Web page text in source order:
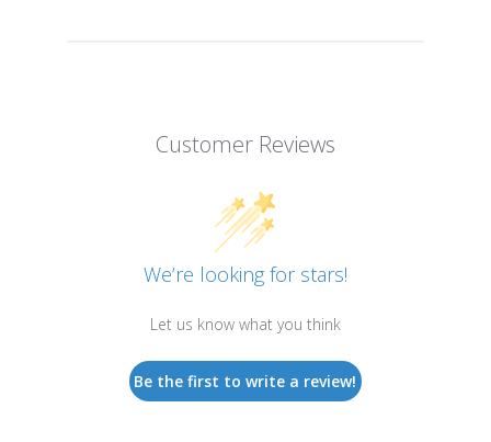
Customer Reviews
We’re looking for stars!
Let us know what you think
Be the first to write a review!